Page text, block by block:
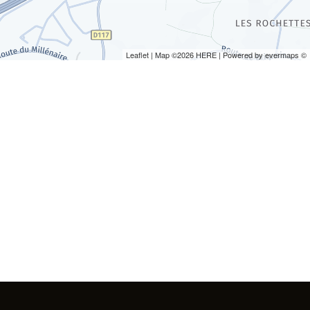
Leaflet | Map ©2026HERE | Powered byevermaps ©